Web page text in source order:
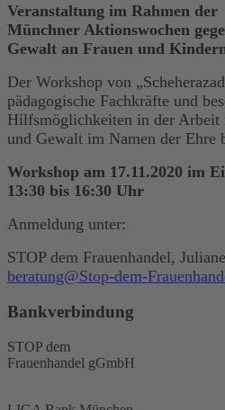
Veranstaltung im Rahmen der
Münchner Aktionswochen
Gewalt an Frauen und
Der Workshop von
pädagogische Fachkräfte und
Hilfsmöglichkeiten in der Arbeit
und Gewalt im Namen der Ehre
Workshop am 17.11.2020 im
13:30 bis 16:30 Uhr
Anmeldung unter:
STOP dem Frauenhandel,
beratung@Stop-dem-
Bankverbindung
STOP dem
Frauenhandel gGmbH